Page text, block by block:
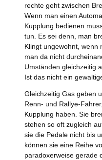
rechte geht zwischen
Wenn man einen
Kupplung bedienen
tun. Es sei denn, man
Klingt ungewohnt, wenn
man da nicht
Umständen gleichzeitig
Ist das nicht ein
Gleichzeitig Gas geben
Renn- und Rallye-
Kupplung haben. Sie
stehen so oft zugleich
sie die Pedale nicht bis
können sie eine Reihe
paradoxerweise gerade